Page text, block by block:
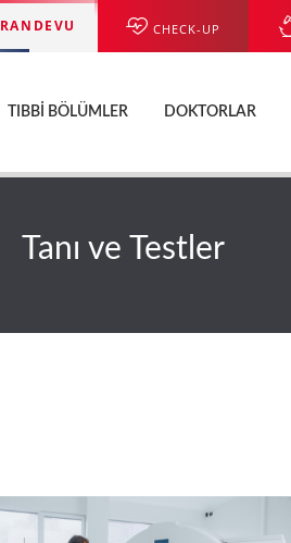
CHECK-UP
TIBBI BÖLÜMLER DOKTORLAR
Tanı ve Testler